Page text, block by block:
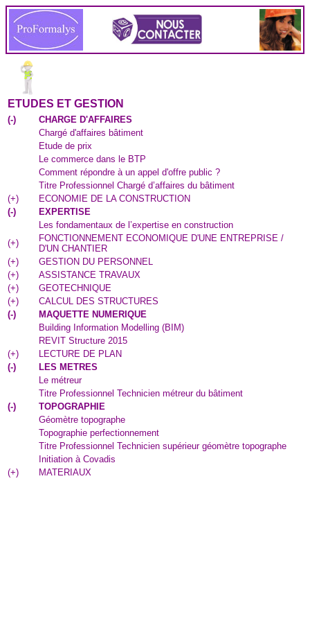
ETUDES ET GESTION
(-)
CHARGE D'AFFAIRES
Chargé d'affaires bâtiment
Etude de prix
Le commerce dans le BTP
Comment répondre à un appel d'offre public ?
Titre Professionnel Chargé d’affaires du bâtiment
(+)
ECONOMIE DE LA CONSTRUCTION
(-)
EXPERTISE
Les fondamentaux de l’expertise en construction
(+)
FONCTIONNEMENT ECONOMIQUE D'UNE ENTREPRISE /
D'UN CHANTIER
(+)
GESTION DU PERSONNEL
(+)
ASSISTANCE TRAVAUX
(+)
GEOTECHNIQUE
(+)
CALCUL DES STRUCTURES
(-)
MAQUETTE NUMERIQUE
Building Information Modelling (BIM)
REVIT Structure 2015
(+)
LECTURE DE PLAN
(-)
LES METRES
Le métreur
Titre Professionnel Technicien métreur du bâtiment
(-)
TOPOGRAPHIE
Géomètre topographe
Topographie perfectionnement
Titre Professionnel Technicien supérieur géomètre topographe
Initiation à Covadis
(+) MATERIAUX